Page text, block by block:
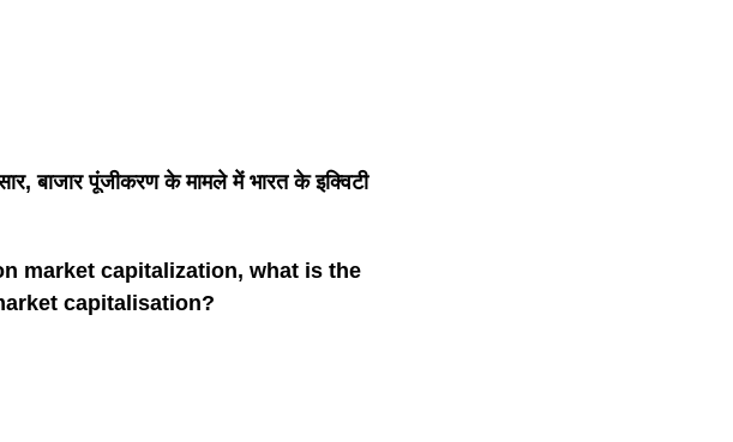
बाजार पूंजीकरण के मामले में भारत के इक्विटी
market capitalization, what is the
capitalisation?